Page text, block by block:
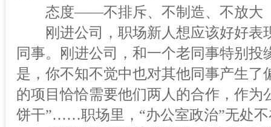
态度——不排斥、不制造、不放大
刚进公司，职场新人想应该好好表
同事。刚进公司，和一个老同事特别
是，你不知不觉中也对其他同事产生
的项目恰恰需要他们两人的合作，作为
饼干”……职场里，“办公室政治”无处不